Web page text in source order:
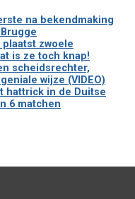
na bekendmaking
zwoele
is ze toch knap!
scheidsrechter,
wijze (VIDEO)
hattrick in de Duitse
6 matchen